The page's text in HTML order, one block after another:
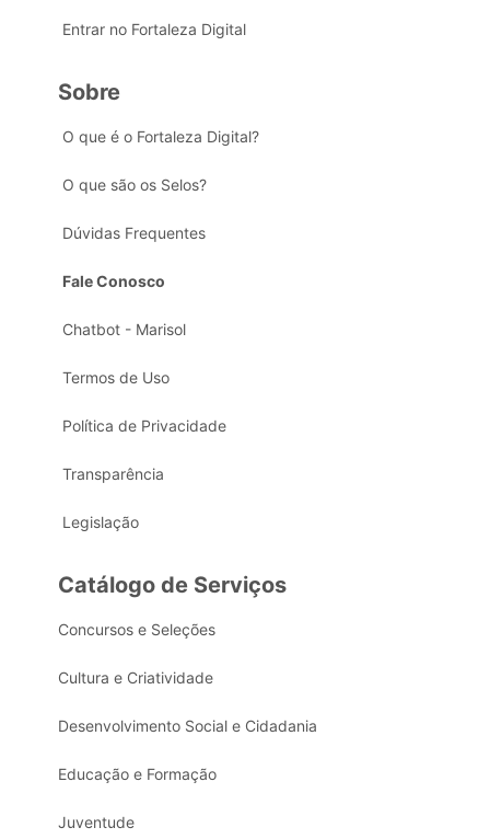
Entrar no Fortaleza Digital
Sobre
O que é o Fortaleza Digital?
O que são os Selos?
Dúvidas Frequentes
Fale Conosco
Chatbot - Marisol
Termos de Uso
Política de Privacidade
Transparência
Legislação
Catálogo de Serviços
Concursos e Seleções
Cultura e Criatividade
Desenvolvimento Social e Cidadania
Educação e Formação
Juventude